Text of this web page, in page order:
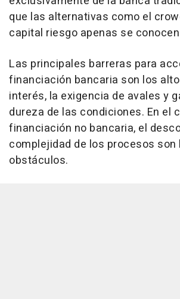
que las alternativas como el
capital riesgo apenas se
Las principales barreras para
financiación bancaria son los
interés, la exigencia de avales y
dureza de las condiciones. En el
financiación no bancaria, el
complejidad de los procesos son
obstáculos.